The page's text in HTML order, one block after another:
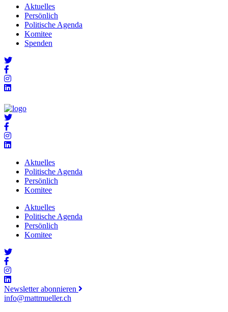
Aktuelles
Persönlich
Politische Agenda
Komitee
Spenden
Aktuelles
Politische Agenda
Persönlich
Komitee
Aktuelles
Politische Agenda
Persönlich
Komitee
Newsletter abonnieren
info@mattmueller.ch